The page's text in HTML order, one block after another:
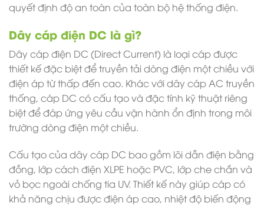
quyết định độ an toàn của toàn bộ hệ thống điện.
Dây cáp điện DC là gì?
Dây cáp điện DC (Direct Current) là loại cáp được
thiết kế đặc biệt để truyền tải dòng điện một chiều với
điện áp từ thấp đến cao. Khác với dây cáp AC truyền
thống, cáp DC có cấu tạo và đặc tính kỹ thuật riêng
biệt để đáp ứng yêu cầu vận hành ổn định trong môi
trường dòng điện một chiều.
Cấu tạo của dây cáp DC bao gồm lõi dẫn điện bằng
đồng, lớp cách điện XLPE hoặc PVC, lớp che chắn và
vỏ bọc ngoài chống tia UV. Thiết kế này giúp cáp có
khả năng chịu được điện áp cao, nhiệt độ biến động